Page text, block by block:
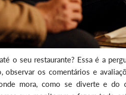
o seu restaurante? Essa é a
observar os comentários e
mora, como se diverte e do